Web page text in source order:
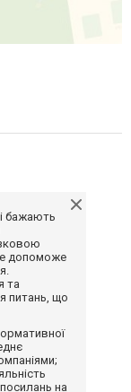
бажають
допоможе
та
питань, що
посилань на